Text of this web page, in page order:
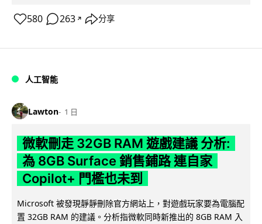
580 263 ↗ 分享
人工智能
Lawton 1 日
微軟刪走 32GB RAM 遊戲建議 分析:
為 8GB Surface 銷售鋪路 連自家
Copilot+ 門檻也未到
Microsoft 被發現靜靜刪除官方網站上，對遊戲玩家要為電腦配
置 32GB RAM 的建議。分析指微軟同時新推出的 8GB RAM 入